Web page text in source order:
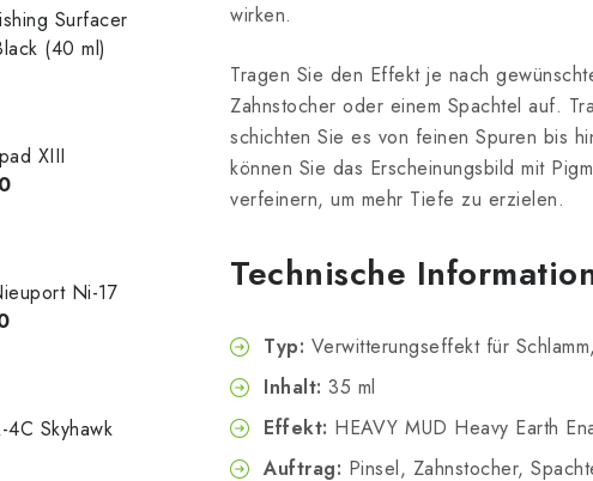
Surfacer
(40 ml)
XIII
Ni-17
Skyhawk
wirken.
Tragen Sie den Effekt je nach
Zahnstocher oder einem Spachtel auf.
schichten Sie es von feinen Spuren bis
können Sie das Erscheinungsbild mit
verfeinern, um mehr Tiefe zu erzielen.
Technische
Typ: Verwitterungseffekt für
Inhalt: 35 ml
Effekt: HEAVY MUD Heavy Earth
Auftrag: Pinsel, Zahnstocher,